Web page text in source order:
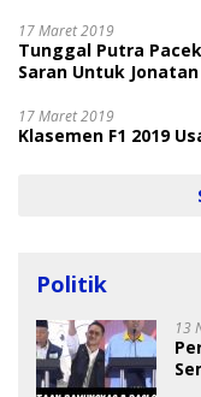
17 Maret 2019
Tunggal Putra
Saran Untuk
17 Maret 2019
Klasemen F1 2019
Politik
13